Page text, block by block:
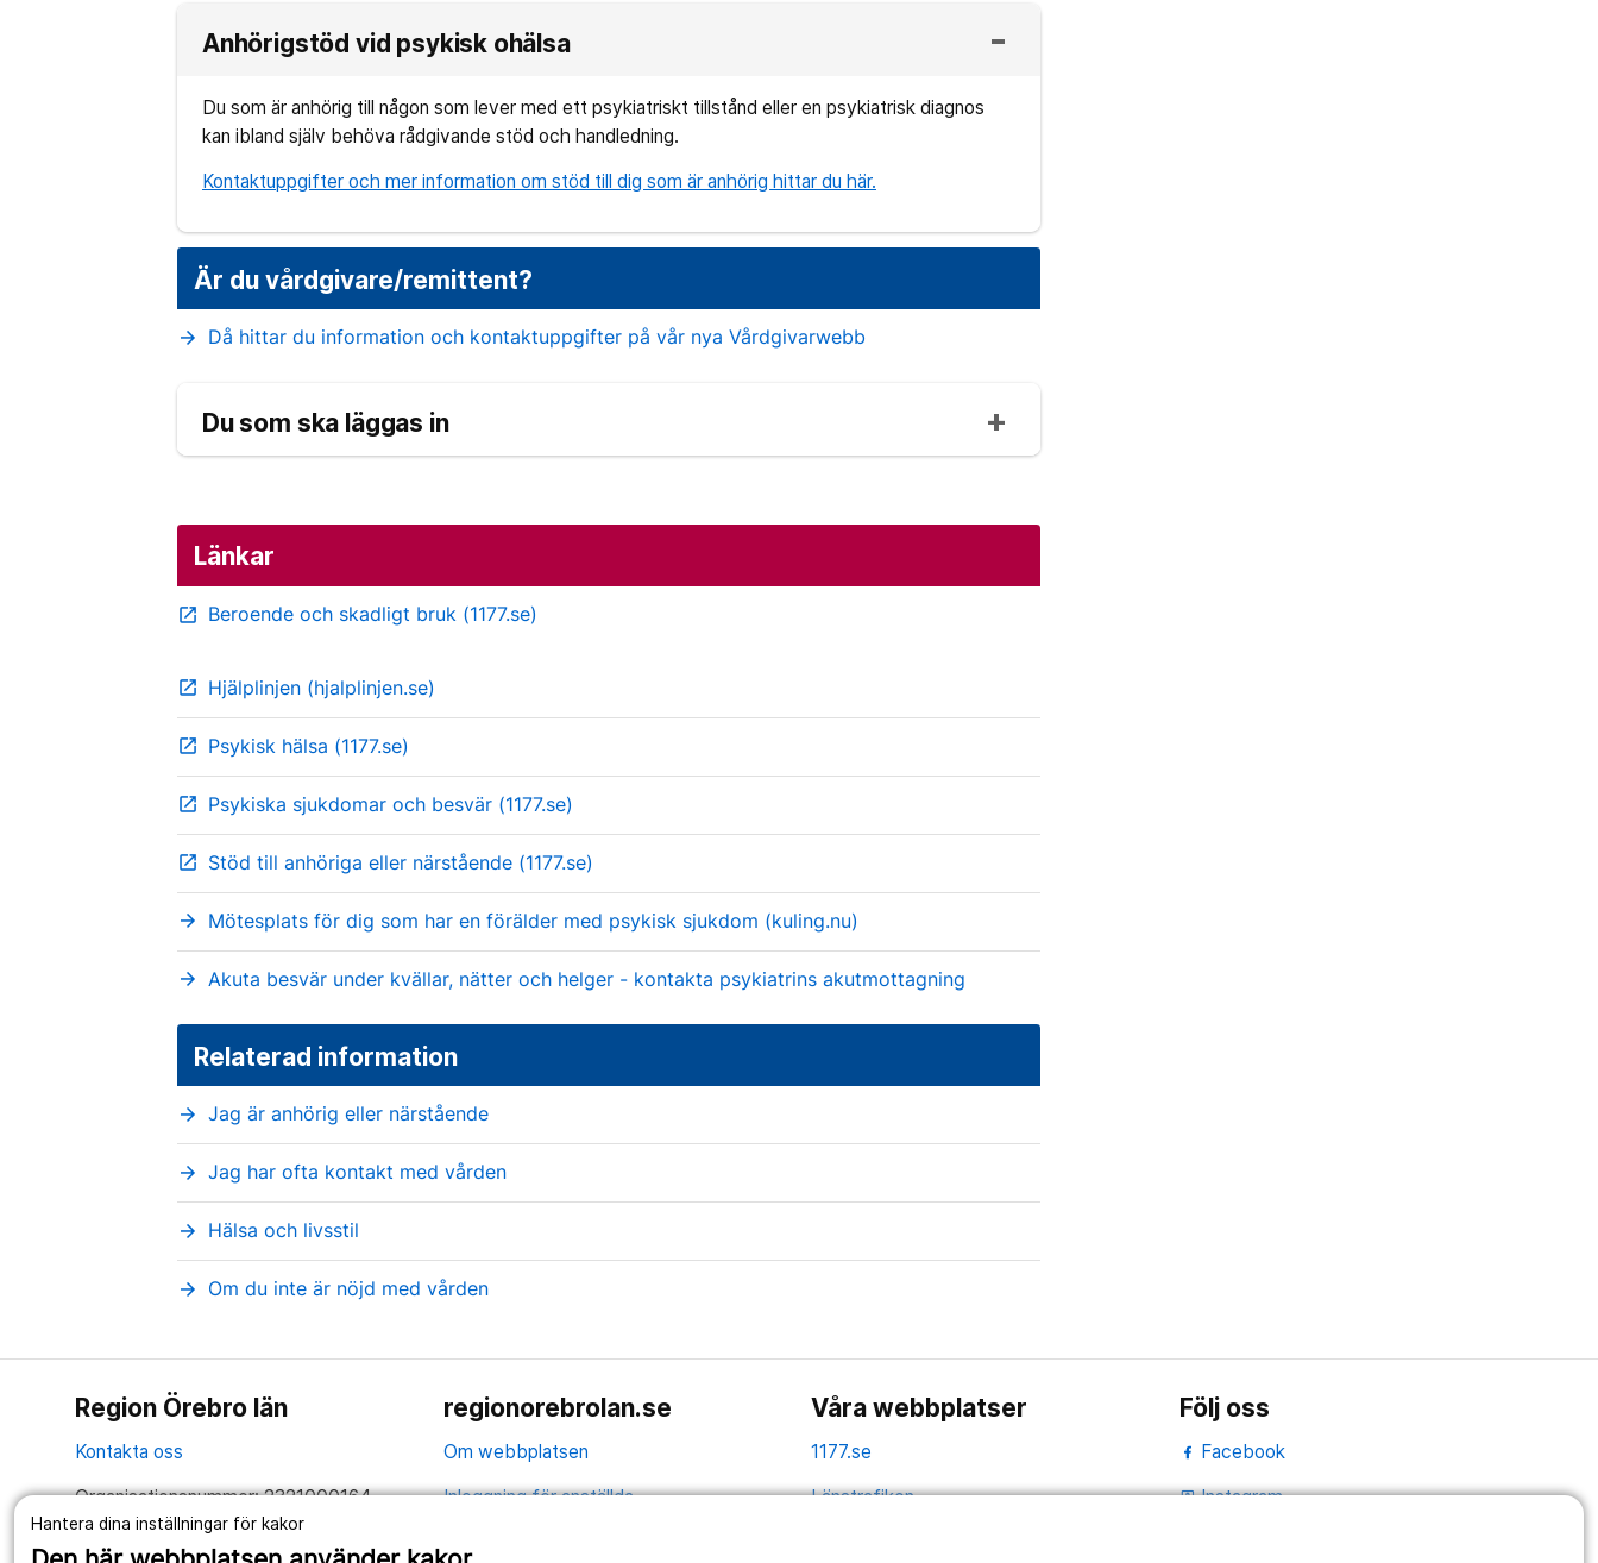
Hantera dina inställningar för kakor
Anhörigstöd vid psykisk ohälsa
Du som är anhörig till någon som lever med ett psykiatriskt tillstånd eller en psykiatrisk diagnos
kan ibland själv behöva rådgivande stöd och handledning.
Kontaktuppgifter och mer information om stöd till dig som är anhörig hittar du här.
Är du vårdgivare/remittent?
arrow_forward Då hittar du information och kontaktuppgifter på vår nya Vårdgivarwebb
Du som ska läggas in
Länkar
open_in_new Beroende och skadligt bruk (1177.se)
open_in_new Hjälplinjen (hjalplinjen.se)
open_in_new Psykisk hälsa (1177.se)
open_in_new Psykiska sjukdomar och besvär (1177.se)
open_in_new Stöd till anhöriga eller närstående (1177.se)
arrow_forward Mötesplats för dig som har en förälder med psykisk sjukdom (kuling.nu)
arrow_forward Akuta besvär under kvällar, nätter och helger - kontakta psykiatrins akutmottagning
Relaterad information
arrow_forward Jag är anhörig eller närstående
arrow_forward Jag har ofta kontakt med vården
arrow_forward Hälsa och livsstil
arrow_forward Om du inte är nöjd med vården
Region Örebro län
Kontakta oss
Organisationsnummer: 2321000164
regionorebrolan.se
Om webbplatsen
Inloggning för anställda
Våra webbplatser
1177.se
Länstrafiken
Följ oss
Facebook
portraitInstagram